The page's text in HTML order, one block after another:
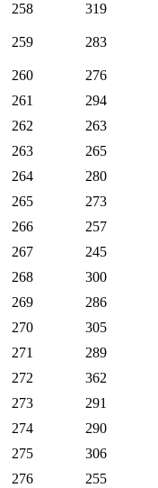
258 319
259 283
260 276
261
294
262
263
263
265
264
280
265
273
266
257
267
245
268
300
269
286
270
305
271
289
272
362
273
291
274
290
275
306
276
255